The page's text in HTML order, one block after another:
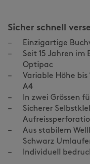
Sicher schnell
Einzigartige
Seit 15 Jahren im
Optipac
Variable Höhe
A4
In zwei Grössen
Sicherer
Aus stabilem
Schwarz
Individuell